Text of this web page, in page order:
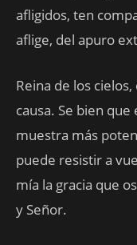
afligidos, ten
aflige, del apuro
Reina de los
causa. Se bien
muestra más
puede resistir a
mía la gracia que
y Señor.